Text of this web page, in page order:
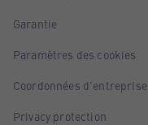
Garantie
Paramètres des cookies
Coordonnées d'entreprise
Privacy protection